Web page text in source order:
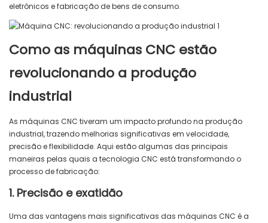
eletrônicos e fabricação de bens de consumo.
Como as máquinas CNC estão
revolucionando a produção
industrial
As máquinas CNC tiveram um impacto profundo na produção
industrial, trazendo melhorias significativas em velocidade,
precisão e flexibilidade. Aqui estão algumas das principais
maneiras pelas quais a tecnologia CNC está transformando o
processo de fabricação:
1. Precisão e exatidão
Uma das vantagens mais significativas das máquinas CNC é a